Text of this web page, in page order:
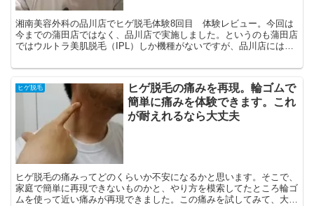
湘南美容外科の品川店でヒゲ脱毛体験8回目 体験レビュー。今回は
今までの蒲田店ではなく、品川店で実施しました。というのも蒲田店
ではウルトラ美肌脱毛（IPL）しか機種がないですが、品川店にはジ
ヒゲ脱毛
ヒゲ脱毛の痛みを再現。輪ゴムで
簡単に痛みを体験できます。これ
が耐えれるなら大丈夫
ヒゲ脱毛の痛みってどのくらいか不安になるかと思います。そこで、
家庭で簡単に再現できないものかと、やり方を模索してたところ輪ゴ
ムを使って近い痛みが再現できました。この痛みを試してみて、大丈